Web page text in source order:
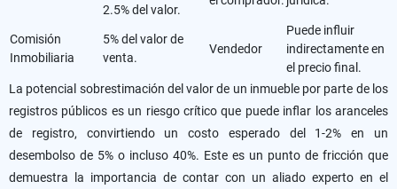
2.5% del valor.
Comisión
Inmobiliaria
5% del valor de
venta.
Vendedor
Puede influir
indirectamente en
el precio final.
La potencial sobrestimación del valor de un inmueble por parte de los
registros públicos es un riesgo crítico que puede inflar los aranceles
de registro, convirtiendo un costo esperado del 1-2% en un
desembolso de 5% o incluso 40%. Este es un punto de fricción que
demuestra la importancia de contar con un aliado experto en el